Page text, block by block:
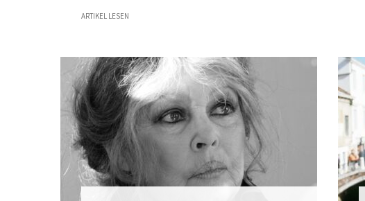
ARTIKEL LESEN